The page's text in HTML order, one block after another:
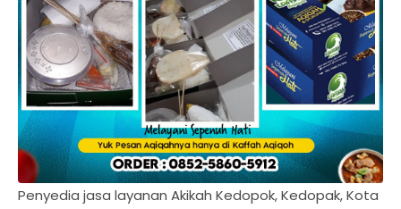
Penyedia jasa layanan Akikah Kedopok, Kedopak, Kota